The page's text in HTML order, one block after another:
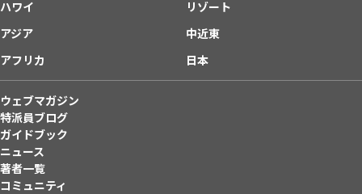
ハワイ
リゾート
アジア
中近東
アフリカ
日本
ウェブマガジン
特派員ブログ
ガイドブック
ニュース
著者一覧
コミュニティ